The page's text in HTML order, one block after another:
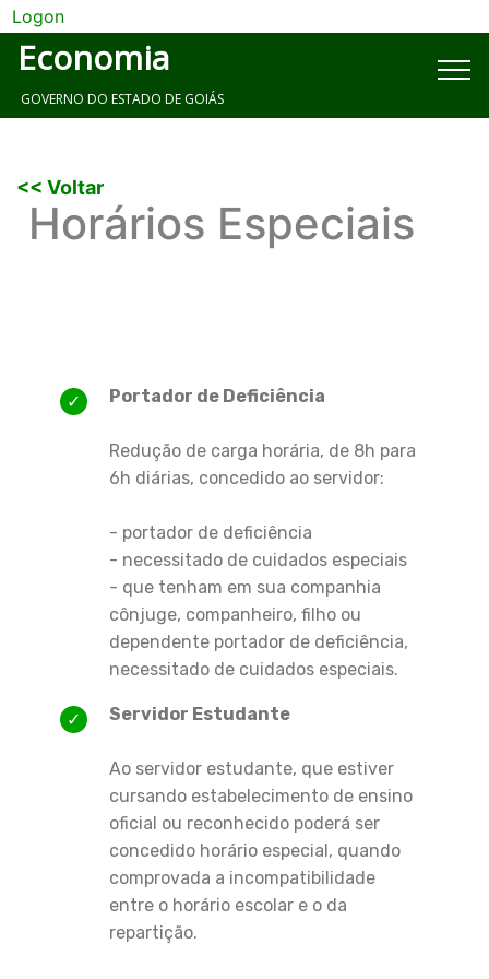
Logon
Economia
GOVERNO DO ESTADO DE GOIÁS
<< Voltar
Horários Especiais
Portador de Deficiência
Redução de carga horária, de 8h para
6h diárias, concedido ao servidor:
- portador de deficiência
- necessitado de cuidados especiais
- que tenham em sua companhia
cônjuge, companheiro, filho ou
dependente portador de deficiência,
necessitado de cuidados especiais.
Servidor Estudante
Ao servidor estudante, que estiver
cursando estabelecimento de ensino
oficial ou reconhecido poderá ser
concedido horário especial, quando
comprovada a incompatibilidade
entre o horário escolar e o da
repartição.